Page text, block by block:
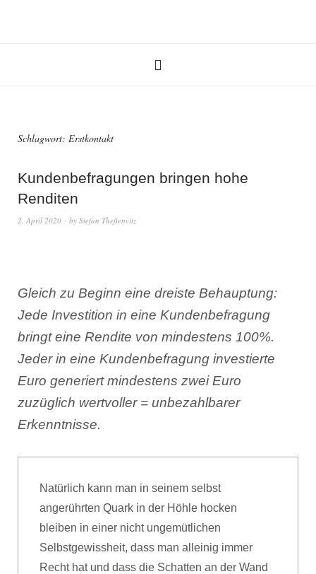
Schlagwort: Erstkontakt
Kundenbefragungen bringen hohe
Renditen
2. April 2020 by Stefan Theßenvitz
Gleich zu Beginn eine dreiste Behauptung:
Jede Investition in eine Kundenbefragung
bringt eine Rendite von mindestens 100%.
Jeder in eine Kundenbefragung investierte
Euro generiert mindestens zwei Euro
zuzüglich wertvoller = unbezahlbarer
Erkenntnisse.
Natürlich kann man in seinem selbst
angerührten Quark in der Höhle hocken
bleiben in einer nicht ungemütlichen
Selbstgewissheit, dass man alleinig immer
Recht hat und dass die Schatten an der Wand